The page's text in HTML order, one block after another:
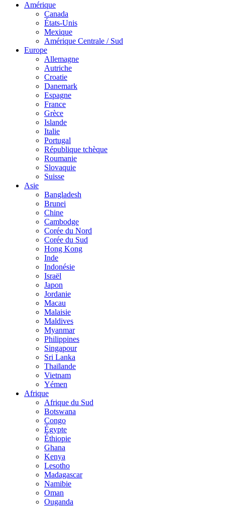
Amérique
Canada
États-Unis
Mexique
Amérique Centrale / Sud
Europe
Allemagne
Autriche
Croatie
Danemark
Espagne
France
Grèce
Islande
Italie
Portugal
République tchèque
Roumanie
Slovaquie
Suisse
Asie
Bangladesh
Brunei
Chine
Cambodge
Corée du Nord
Corée du Sud
Hong Kong
Inde
Indonésie
Israël
Japon
Jordanie
Macau
Malaisie
Maldives
Myanmar
Philippines
Singapour
Sri Lanka
Thaïlande
Vietnam
Yémen
Afrique
Afrique du Sud
Botswana
Congo
Égypte
Éthiopie
Ghana
Kenya
Lesotho
Madagascar
Namibie
Oman
Ouganda